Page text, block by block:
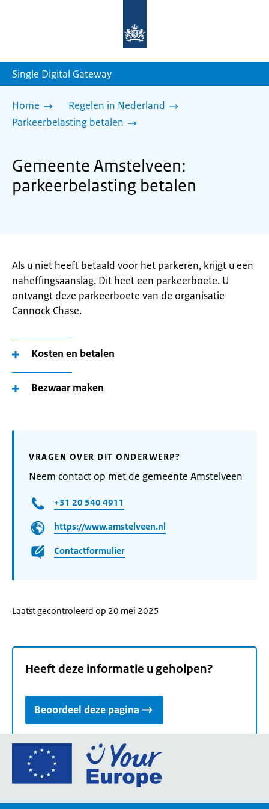
homepage
Single Digital Gateway
Home
Regelen in Nederland
Parkeerbelasting betalen
Gemeente Amstelveen:
parkeerbelasting betalen
Als u niet heeft betaald voor het parkeren, krijgt u een
naheffingsaanslag. Dit heet een parkeerboete. U
ontvangt deze parkeerboete van de organisatie
Cannock Chase.
Kosten en betalen
Bezwaar maken
VRAGEN OVER DIT ONDERWERP?
Neem contact op met de gemeente Amstelveen
+31 20 540 4911
https://www.amstelveen.nl
Contactformulier
Laatst gecontroleerd op 20 mei 2025
Heeft deze informatie u geholpen?
Beoordeel deze pagina
Ga
de